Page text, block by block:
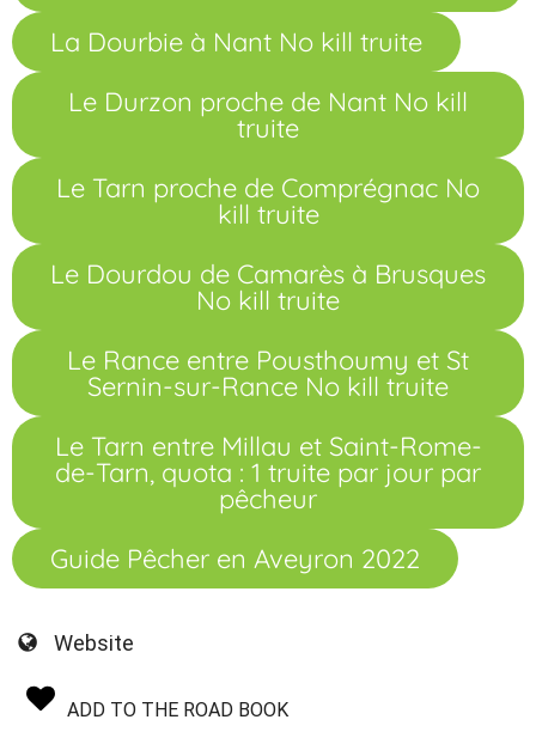
La Dourbie à Nant No kill truite
Le Durzon proche de Nant No kill
truite
Le Tarn proche de Comprégnac No
kill truite
Le Dourdou de Camarès à Brusques
No kill truite
Le Rance entre Pousthoumy et St
Sernin-sur-Rance No kill truite
Le Tarn entre Millau et Saint-Rome-
de-Tarn, quota : 1 truite par jour par
pêcheur
Guide Pêcher en Aveyron 2022
Website
ADD TO THE ROAD BOOK